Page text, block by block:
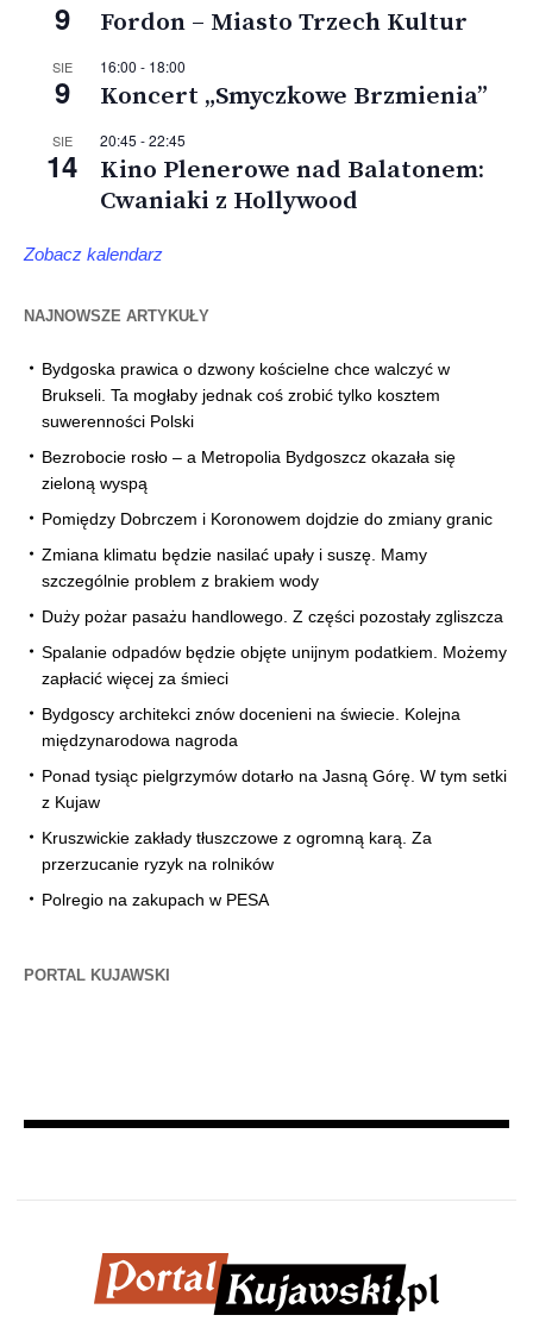
9 Fordon – Miasto Trzech Kultur
SIE
9
16:00 - 18:00
Koncert „Smyczkowe Brzmienia”
SIE
14
20:45 -22:45
Kino Plenerowe nad Balatonem:
Cwaniaki z Hollywood
Zobacz kalendarz
NAJNOWSZE ARTYKUŁY
Bydgoska prawica o dzwony kościelne chce walczyć w
Brukseli. Ta mogłaby jednak coś zrobić tylko kosztem
suwerenności Polski
Bezrobocie rosło – a Metropolia Bydgoszcz okazała się
zieloną wyspą
Pomiędzy Dobrczem i Koronowem dojdzie do zmiany granic
Zmiana klimatu będzie nasilać upały i suszę. Mamy
szczególnie problem z brakiem wody
Duży pożar pasażu handlowego. Z części pozostały zgliszcza
Spalanie odpadów będzie objęte unijnym podatkiem. Możemy
zapłacić więcej za śmieci
Bydgoscy architekci znów docenieni na świecie. Kolejna
międzynarodowa nagroda
Ponad tysiąc pielgrzymów dotarło na Jasną Górę. W tym setki
z Kujaw
Kruszwickie zakłady tłuszczowe z ogromną karą. Za
przerzucanie ryzyk na rolników
Polregio na zakupach w PESA
PORTAL KUJAWSKI